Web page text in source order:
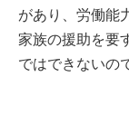
があり、労働能
家族の援助を要
ではできないの